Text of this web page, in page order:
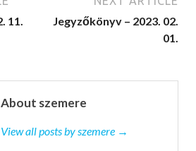
11.
Jegyzőkönyv – 2023. 02.
01.
About szemere
View all posts by szemere →